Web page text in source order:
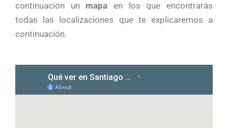
continuación un mapaen los que encontrarás
todas las localizaciones que te explicaremos a
continuación.